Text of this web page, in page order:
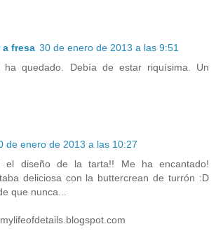
a fresa 30 de enero de 2013 a las 9:51
ha quedado. Debía de estar riquísima. Un
de enero de 2013 a las 10:27
el diseño de la tarta!! Me ha encantado!
deliciosa con la buttercrean de turrón :D
que nunca...